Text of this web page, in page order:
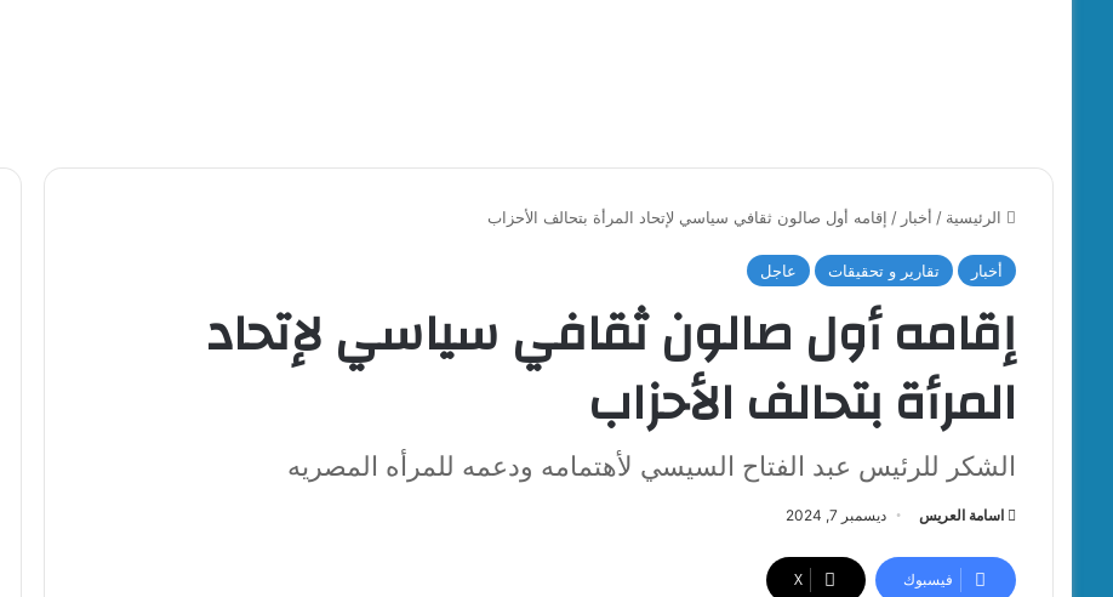
الرئيسية / أخبار / إقامه أول صالون ثقافي سياسي لإتحاد المرأة بتحالف الأحزاب
أخبار تقارير و تحقيقات عاجل
إقامه أول صالون ثقافي سياسي لإتحاد
المرأة بتحالف الأحزاب
الشكر للرئيس عبد الفتاح السيسي لأهتمامه ودعمه للمرأه المصريه
اسامة العريس ديسمبر 7, 2024
فيسبوك ‫X